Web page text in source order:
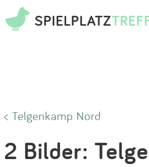
SPIELPLATZ
< Telgenkamp Nord
2 Bilder: